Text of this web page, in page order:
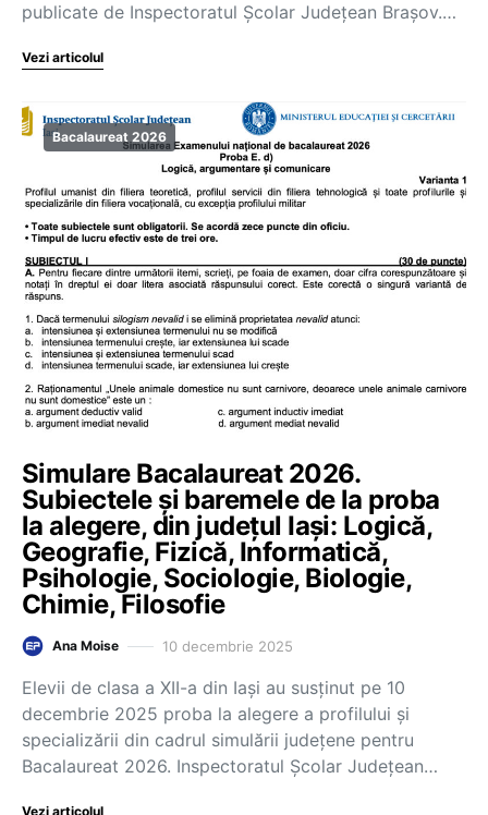
publicate de Inspectoratul Şcolar Judeţean Braşov.…
Vezi articolul
Bacalaureat 2026
Simulare Bacalaureat 2026.
Subiectele și baremele de la proba
la alegere, din județul Iași: Logică,
Geografie, Fizică, Informatică,
Psihologie, Sociologie, Biologie,
Chimie, Filosofie
Ana Moise 10 decembrie 2025
Elevii de clasa a XII-a din Iași au susținut pe 10
decembrie 2025 proba la alegere a profilului și
specializării din cadrul simulării județene pentru
Bacalaureat 2026. Inspectoratul Școlar Județean…
Vezi articolul